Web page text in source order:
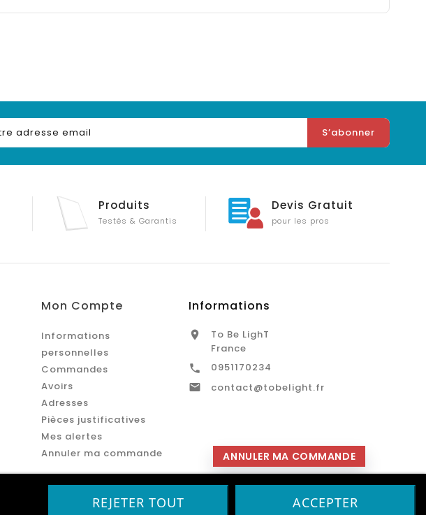
Produits
Testés & Garantis
Devis Gratuit
pour les pros
Mon Compte
Informations
personnelles
Commandes
Avoirs
Adresses
Pièces justificatives
Mes alertes
Annuler ma commande
Informations

To Be LighT
France
 0951170234
 contact@tobelight.fr
REJETER TOUT ACCEPTER
ANNULER MA COMMANDE